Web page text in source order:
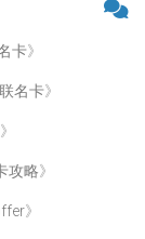
卡》
名卡》
》
攻略》
》